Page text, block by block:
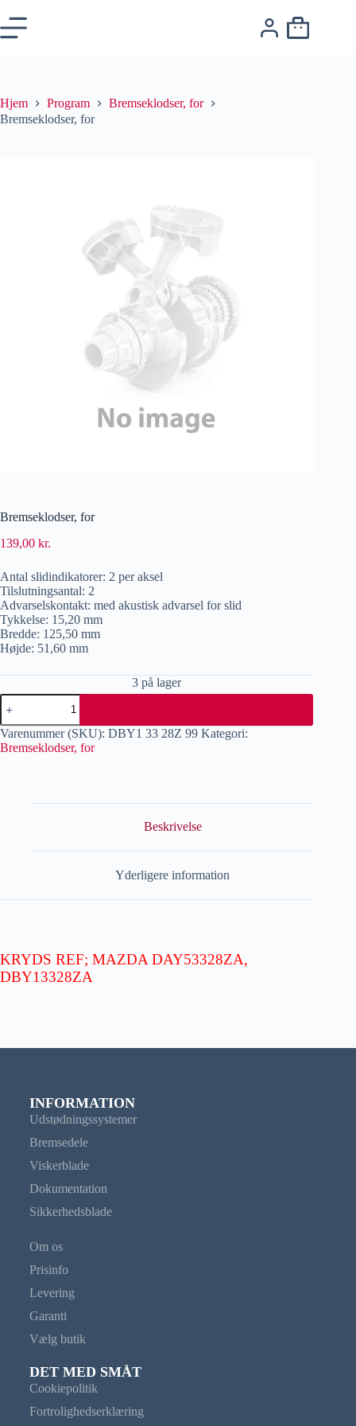
Hjem Program
Bremseklodser, for
Bremseklodser, for
Bremseklodser, for
139,00 kr.
Antal slidindikatorer: 2 per aksel
Tilslutningsantal: 2
Advarselskontakt: med akustisk advarsel for slid
Tykkelse: 15,20 mm
Bredde: 125,50 mm
Højde: 51,60 mm
3 på lager
Varenummer (SKU): DBY1 33 28Z 99 Kategori:
Bremseklodser, for
Beskrivelse
Yderligere information
KRYDS REF; MAZDA DAY53328ZA,
DBY13328ZA
INFORMATION
Udstødningssystemer
Bremsedele
Viskerblade
Dokumentation
Sikkerhedsblade
Om os
Prisinfo
Levering
Garanti
Vælg butik
DET MED SMÅT
Cookiepolitik
Fortrolighedserklæring